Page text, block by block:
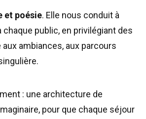
et poésie. Elle nous conduit à
public, en privilégiant des
ambiances, aux parcours
: une architecture de
pour que chaque séjour